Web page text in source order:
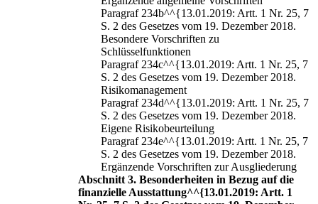
Paragraf 234b^^{13.01.2019: Artt. 1 Nr. 25, 7
S. 2 des Gesetzes vom 19. Dezember 2018.
Besondere Vorschriften zu
Schlüsselfunktionen
Paragraf 234c^^{13.01.2019: Artt. 1 Nr. 25, 7
S. 2 des Gesetzes vom 19. Dezember 2018.
Risikomanagement
Paragraf 234d^^{13.01.2019: Artt. 1 Nr. 25, 7
S. 2 des Gesetzes vom 19. Dezember 2018.
Eigene Risikobeurteilung
Paragraf 234e^^{13.01.2019: Artt. 1 Nr. 25, 7
S. 2 des Gesetzes vom 19. Dezember 2018.
Ergänzende Vorschriften zur Ausgliederung
Abschnitt 3. Besonderheiten in Bezug auf die
finanzielle Ausstattung^^{13.01.2019: Artt. 1